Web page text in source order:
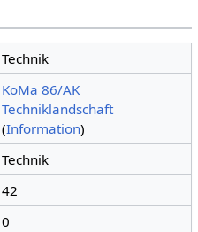
Technik
KoMa 86/AK
Techniklandschaft
(Information)
Technik
42
0